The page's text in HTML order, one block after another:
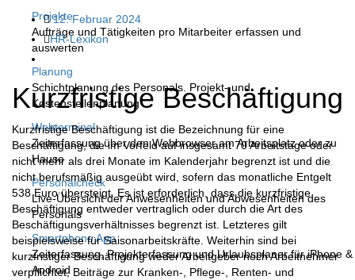
Projekte
Aufträge und Tätigkeiten pro Mitarbeiter erfassen und
auswerten
Planung
Schichtplanung des Personals. Projekt- und
Kostenstellenplanung
Webterminal
Zeiterfassung über den Webbrowser am Arbeitsplatz oder zu
Hause
Personalcheck
Live-Übersicht der Anwesenheiten und Abwesenheiten des
Personals
Smartphone App
Zeiterfassung, Projekterfassung und Urlaubsplaner für iPhone &
Android
12. Februar 2024
HR-Lexikon
Kurzfristige Beschäftigung
Kurzfristige Beschäftigung ist die Bezeichnung für eine
Beschäftigung, die im Vorfeld auf insgesamt 70 Arbeitstage oder
nicht mehr als drei Monate im Kalenderjahr begrenzt ist und die
nicht berufsmäßig ausgeübt wird, sofern das monatliche Entgelt
538 Euro übersteigt. Es ist erforderlich, dass die kurzfristige
Beschäftigung entweder vertraglich oder durch die Art des
Beschäftigungsverhältnisses begrenzt ist. Letzteres gilt
beispielsweise für Saisonarbeitskräfte. Weiterhin sind bei
kurzfristiger Beschäftigung weder Arbeitgeber noch Arbeitnehmer
verpflichtet, Beiträge zur Kranken-, Pflege-, Renten- und